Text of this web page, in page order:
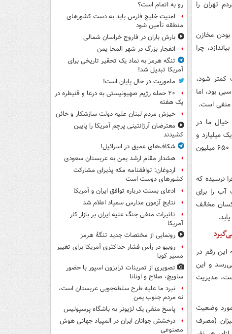
تهران را
بودن مخازن
چرا
کمتر شود،
بود، اما
منفی است.
خیال ما در
میلیارد و
۶۰ میلیون متر مکعب است. ۸۰۰ میلیون متر مکعب در تهران آب مصرف می‌شود که ۶۵۰ میلیون
نرسیده که
را برای
مخالف
است که این رقم در
لیتر در شبانه روز می‌رسد و این
مدیریت
وضعیت
(مصرف
رو به اتمام است؟
امنیت خلیج فارس باید به دست کشورهای
منطقه تأمین شود
بارش باران در فاروج خراسان شمالی
انفجار بزرگ در شهر المخا یمن
تنگه هرمز به نماد یک تحقیر تاریخی برای
آمریکا تبدیل شد!
ماموریت در حال پایان است!
۲۰ حمله رژیم صهیونیستی به درعا و قنیطره در
یک هفته
خیزش مردم لبنان علیه دولت سازشکار و خائن
معترضان آرژانتینی پرچم آمریکا را پایین
کشیدند
شکاف‌های عمیق در اسرائیل!
هشدار مقام ارشد یمن به عربستان سعودی
اردوغان: توافقنامه مکه پذیرای مشارکت
کشورهای دوست است
ادعای بسنت درباره توافق ایران و آمریکا
نتایج آزمون مدارس سمپاد اعلام شد
تاثیرات منفی جنگ علیه ایران بر بازار کار
آمریکا
رونمایی از مختصات جدید تنگۀ هرمز
روبیو در رأس فشار حداکثری آمریکا برای تغییر
مسیر کوبا
تصویری از تمرینات ترابزون اسپور با حضور
ساویچ، صلاح و اونانا
نبرد ما علیه طرح سلطه‌جویی عربستان است،
نه مردم جنوب یمن
پاسخ منفی یک لژیونر به باشگاه پرسپولیس
درخشش جوانان ایران در المپیاد جهانی هوش
مصنوعی